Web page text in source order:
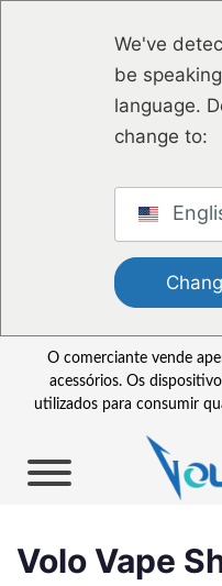
We've
be
language.
change to:
O comerciante vende
acessórios. Os
utilizados para consumir
Volo Vape